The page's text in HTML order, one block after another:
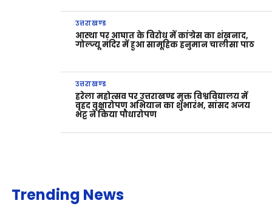
उत्तराखण्ड
आस्था पर आघात के विरोध में कांग्रेस का शंखनाद,
गोल्ज्यू मंदिर में हुआ सामूहिक हनुमान चालीसा पाठ
उत्तराखण्ड
हरेला महोत्सव पर उत्तराखण्ड मुक्त विश्वविद्यालय में
वृहद वृक्षारोपण अभियान का शुभारंभ, सांसद अजय
भट्ट ने किया पौधारोपण
Trending News